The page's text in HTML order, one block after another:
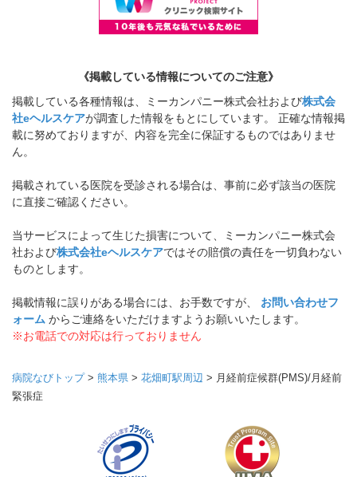
《掲載している情報についてのご注意》
掲載している各種情報は、ミーカンパニー株式会社および株式会
社eヘルスケアが調査した情報をもとにしています。 正確な情報掲
載に努めておりますが、内容を完全に保証するものではありませ
ん。
掲載されている医院を受診される場合は、事前に必ず該当の医院
に直接ご確認ください。
当サービスによって生じた損害について、ミーカンパニー株式会
社および株式会社eヘルスケアではその賠償の責任を一切負わない
ものとします。
掲載情報に誤りがある場合には、お手数ですが、 お問い合わせフ
ォーム からご連絡をいただけますようお願いいたします。
※お電話での対応は行っておりません
病院なびトップ> 熊本県 > 花畑町駅周辺 > 月経前症候群(PMS)/月経前
緊張症